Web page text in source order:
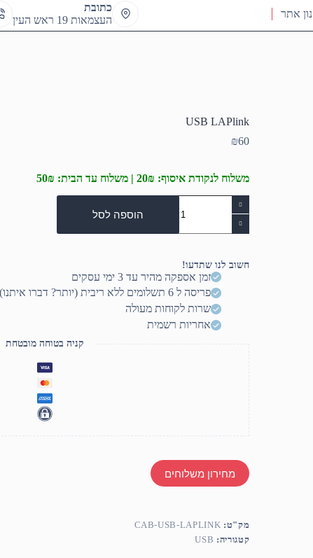
אתר
כתובת
העצמאות 19 ראש העין
USB LAPlink
₪60
משלוח לנקודת איסוף: 20₪ | משלוח עד הבית: 50₪
כמות
של
USB
LAPlink
הוספה לסל
חשוב לנו שתדעו!
זמן אספקה מהיר עד 3 ימי עסקים
פריסה ל 6 תשלומים ללא ריבית (יותר? דברו איתנו)
שרות לקוחות מעולה
אחריות רשמית
קניה בטוחה מובטחת
מחירון משלוחים
מק"ט: CAB-USB-LAPLINK
קטגוריה: USB